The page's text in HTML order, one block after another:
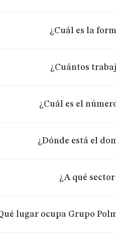
¿Cuál es la
¿Cuántos
¿Cuál es el
¿Dónde está el
¿A qué
lugar ocupa Grupo